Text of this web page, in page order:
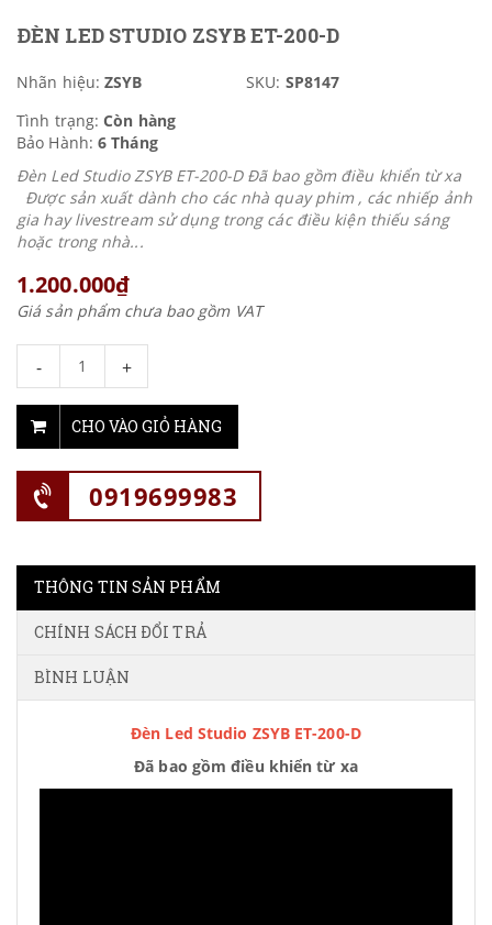
ĐÈN LED STUDIO ZSYB ET-200-D
Nhãn hiệu: ZSYB SKU: SP8147
Tình trạng: Còn hàng
Bảo Hành: 6 Tháng
Đèn Led Studio ZSYB ET-200-D Đã bao gồm điều khiển từ xa
Được sản xuất dành cho các nhà quay phim , các nhiếp ảnh
gia hay livestream sử dụng trong các điều kiện thiếu sáng
hoặc trong nhà...
1.200.000₫
Giá sản phẩm chưa bao gồm VAT
- +
CHO VÀO GIỎ HÀNG
0919699983
THÔNG TIN SẢN PHẨM
CHÍNH SÁCH ĐỔI TRẢ
BÌNH LUẬN
Đèn Led Studio ZSYB ET-200-D
Đã bao gồm điều khiển từ xa